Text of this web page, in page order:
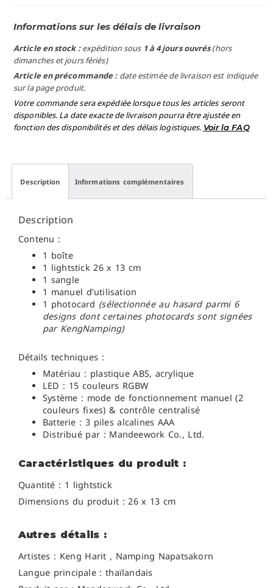
Informations sur les délais de livraison
Article en stock :expédition sous 1 à 4 jours ouvrés(hors
dimanches et jours fériés)
Article en précommande : date estimée de livraison est indiquée
sur la page produit.
Votre commande sera expédiée lorsque tous les articles seront
disponibles. La date exacte de livraison pourra être ajustée en
fonction des disponibilités et des délais logistiques. Voir la FAQ
Description Informations complémentaires
Description
Contenu :
1 boîte
1 lightstick 26 x 13 cm
1 sangle
1 manuel d’utilisation
1 photocard (sélectionnée au hasard parmi 6
designs dont certaines photocards sont signées
par KengNamping)
Détails techniques :
Matériau : plastique ABS, acrylique
LED : 15 couleurs RGBW
Système : mode de fonctionnement manuel (2
couleurs fixes) & contrôle centralisé
Batterie : 3 piles alcalines AAA
Distribué par : Mandeework Co., Ltd.
Caractéristiques du produit :
Quantité : 1 lightstick
Dimensions du produit : 26 x 13 cm
Autres détails :
Artistes : Keng Harit , Namping Napatsakorn
Langue principale : thaïlandais